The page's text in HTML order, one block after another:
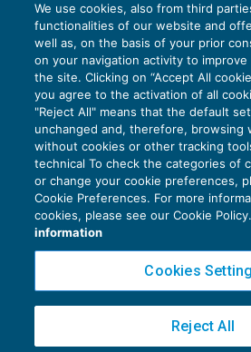
EU AI Act e studi
scadenze concrete
27 Luglio 2026
di Diego BarberieStefano
Privacy Policy
Cookie Policy
Copyright 2016 ©Gruppo
Piazza Luigi Einaudi, 10N01 - 20124
We use cookies, also from third
functionalities of our website and
well as, on the basis of your prior
on your navigation activity to
the site. Clicking on “Accept All
you agree to the activation of all
"Reject All" means that the default
unchanged and, therefore, browsing
without cookies or other tracking
technical To check the categories of
or change your cookie preferences,
Cookie Preferences. For more
cookies, please see our Cookie Policy.
information
Cookies
Reject All